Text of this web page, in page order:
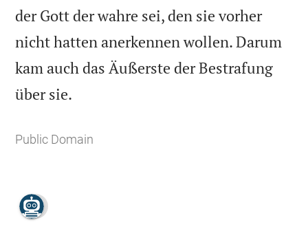
der Gott der wahre sei, den sie vorher
nicht hatten anerkennen wollen. Darum
kam auch das Äußerste der Bestrafung
über sie.
Public Domain